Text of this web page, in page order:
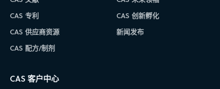
CAS 专利
CAS 供应商资源
CAS 配方/制剂
CAS 创新孵化
新闻发布
CAS 客户中心